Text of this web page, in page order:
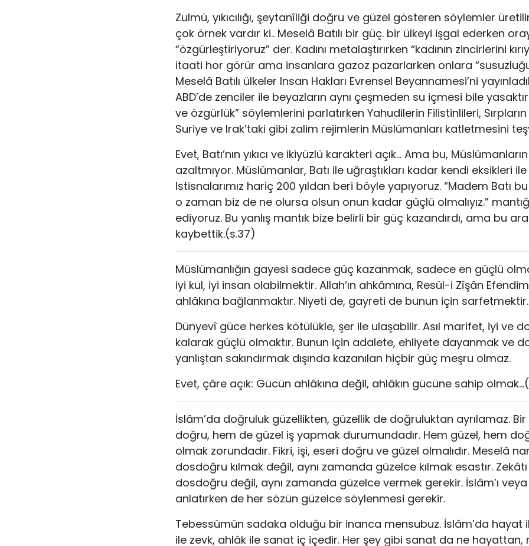
Zulmü, yıkıcılığı, şeytanîliği doğru ve güzel gösteren söylemler
çok örnek vardır ki.. Meselâ Batılı bir güç. bir ülkeyi işgal ederken
“özgürleştiriyoruz” der. Kadını metalaştırırken “kadının zincirlerini
itaati hor görür ama insanlara gazoz pazarlarken onlara
Meselâ Batılı ülkeler Insan Hakları Evrensel Beyannamesi’ni
ABD’de zenciler ile beyazların aynı çeşmeden su içmesi bile
ve özgürlük” söylemlerini parlatırken Yahudilerin Filistinlileri, Sırpların
Suriye ve Irak’taki gibi zalim rejimlerin Müslümanları katletmesini
Evet, Batı’nın yıkıcı ve ikiyüzlü karakteri açık… Ama bu,
azaltmıyor. Müslümanlar, Batı ile uğraştıkları kadar kendi eksikleri
Istisnalarımız hariç 200 yıldan beri böyle yapıyoruz. “Madem Batı
o zaman biz de ne olursa olsun onun kadar güçlü olmalıyız.”
ediyoruz. Bu yanlış mantık bize belirli bir güç kazandırdı, ama bu
kaybettik.(s.37)
Müslümanlığın gayesi sadece güç kazanmak, sadece en güçlü
iyi kul, iyi insan olabilmektir. Allah’ın ahkâmına, Resül-i Zîşân
ahlâkına bağlanmaktır. Niyeti de, gayreti de bunun için sarfetmektir.
Dünyevî güce herkes kötülükle, şer ile ulaşabilir. Asıl marifet, iyi ve
kalarak güçlü olmaktır. Bunun için adalete, ehliyete dayanmak ve
yanlıştan sakındırmak dışında kazanılan hiçbir güç meşru olmaz.
Evet, çâre açık: Gücün ahlâkına değil, ahlâkın gücüne sahip
İslâm’da doğruluk güzellikten, güzellik de doğruluktan ayrılamaz.
doğru, hem de güzel iş yapmak durumundadır. Hem güzel, hem
olmak zorundadır. Fikri, işi, eseri doğru ve güzel olmalıdır. Meselâ
dosdoğru kılmak değil, aynı zamanda güzelce kılmak esastır.
dosdoğru değil, aynı zamanda güzelce vermek gerekir. İslâm’ı
anlatırken de her sözün güzelce söylenmesi gerekir.
Tebessümün sadaka olduğu bir inanca mensubuz. İslâm’da hayat
ile zevk, ahlâk ile sanat iç içedir. Her şey gibi sanat da ne